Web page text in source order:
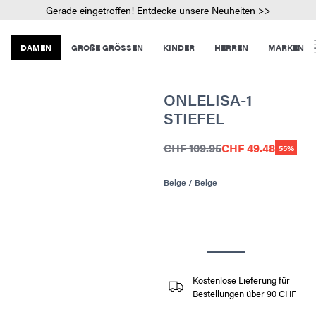
Gerade eingetroffen! Entdecke unsere Neuheiten >>
DAMEN GROßE GRÖSSEN KINDER HERREN MARKEN
ONLELISA-1
STIEFEL
CHF 109.95CHF 49.48 55%
Beige / Beige
Kostenlose Lieferung für
Bestellungen über 90 CHF